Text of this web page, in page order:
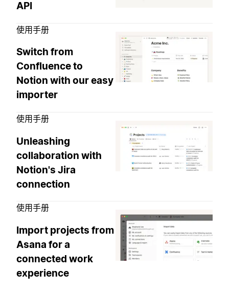
API
使用手册
Switch from
Confluence to
Notion with our easy
importer
使用手册
Unleashing
collaboration with
Notion's Jira
connection
使用手册
Import projects from
Asana for a
connected work
experience